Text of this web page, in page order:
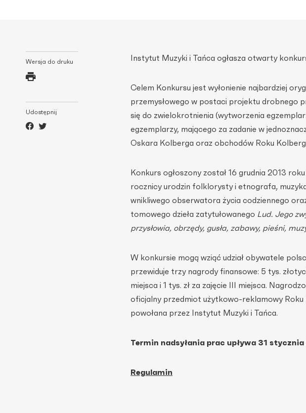
Wersja do druku
Udostępnij
Instytut Muzyki i Tańca ogłasza otwarty
Celem Konkursu jest wyłonienie najbardziej
przemysłowego w postaci projektu drobnego
się do zwielokrotnienia (wytworzenia
egzemplarzy, mającego za zadanie w
Oskara Kolberga oraz obchodów Roku
Konkurs ogłoszony został 16 grudnia 2013
rocznicy urodzin folklorysty i etnografa,
wnikliwego obserwatora życia codziennego
tomowego dzieła zatytułowanego Lud. Jego
przysłowia, obrzędy, gusła, zabawy, pieśni,
W konkursie mogą wziąć udział obywatele
przewiduje trzy nagrody finansowe: 5 tys.
miejsca i 1 tys. zł za zajęcie III miejsca.
oficjalny przedmiot użytkowo-reklamowy
powołana przez Instytut Muzyki i Tańca.
Termin nadsyłania prac upływa 31 stycznia
Regulamin